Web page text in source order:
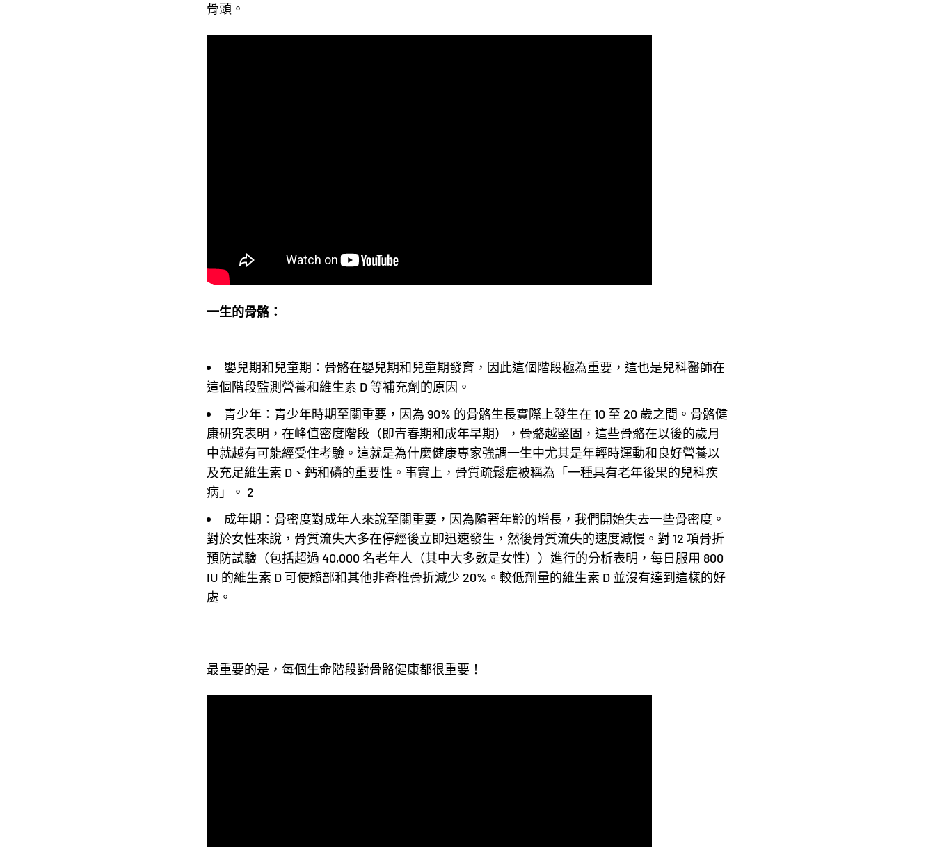
骨頭。
一生的骨骼：
嬰兒期和兒童期：骨骼在嬰兒期和兒童期發育，因此這個階段極為重要，這也是兒科醫師在
這個階段監測營養和維生素 D 等補充劑的原因。
青少年：青少年時期至關重要，因為 90% 的骨骼生長實際上發生在 10 至 20 歲之間。骨骼健
康研究表明，在峰值密度階段（即青春期和成年早期），骨骼越堅固，這些骨骼在以後的歲月
中就越有可能經受住考驗。這就是為什麼健康專家強調一生中尤其是年輕時運動和良好營養以
及充足維生素 D、鈣和磷的重要性。事實上，骨質疏鬆症被稱為「一種具有老年後果的兒科疾
病」。 2
成年期：骨密度對成年人來說至關重要，因為隨著年齡的增長，我們開始失去一些骨密度。
對於女性來說，骨質流失大多在停經後立即迅速發生，然後骨質流失的速度減慢。對 12 項骨折
預防試驗（包括超過 40,000 名老年人（其中大多數是女性））進行的分析表明，每日服用 800
IU 的維生素 D 可使髖部和其他非脊椎骨折減少 20%。較低劑量的維生素 D 並沒有達到這樣的好
處。
最重要的是，每個生命階段對骨骼健康都很重要！